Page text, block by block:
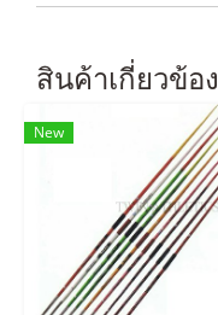
สินค้าเกี่ยวข้อง
New